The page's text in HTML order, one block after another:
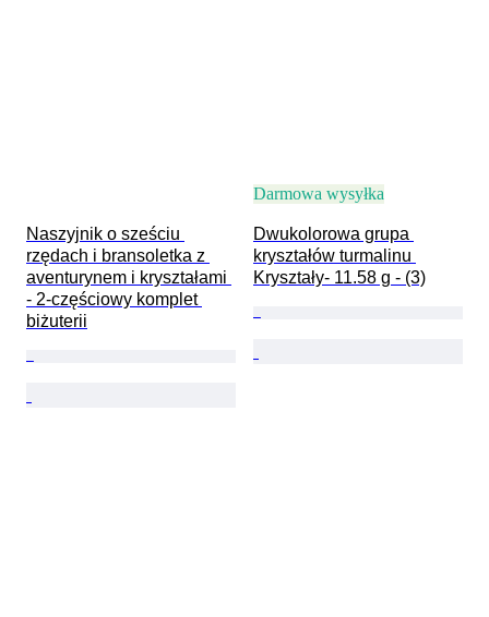
Naszyjnik o sześciu
rzędach i bransoletka z
aventurynem i kryształami
- 2-częściowy komplet
biżuterii
Darmowa wysyłka
Dwukolorowa grupa
kryształów turmalinu
Kryształy- 11.58 g - (3)